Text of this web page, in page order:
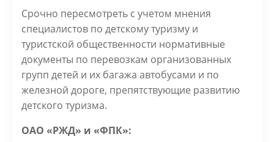
Срочно пересмотреть с учетом мнения
специалистов по детскому туризму и
туристской общественности нормативные
документы по перевозкам организованных
групп детей и их багажа автобусами и по
железной дороге, препятствующие развитию
детского туризма.
ОАО «РЖД» и «ФПК»: